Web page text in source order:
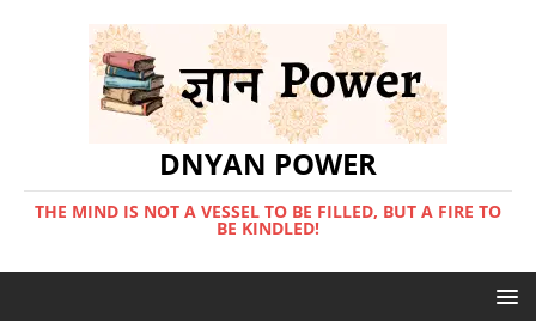
DNYAN POWER
THE MIND IS NOT A VESSEL TO BE FILLED, BUT A FIRE TO
BE KINDLED!